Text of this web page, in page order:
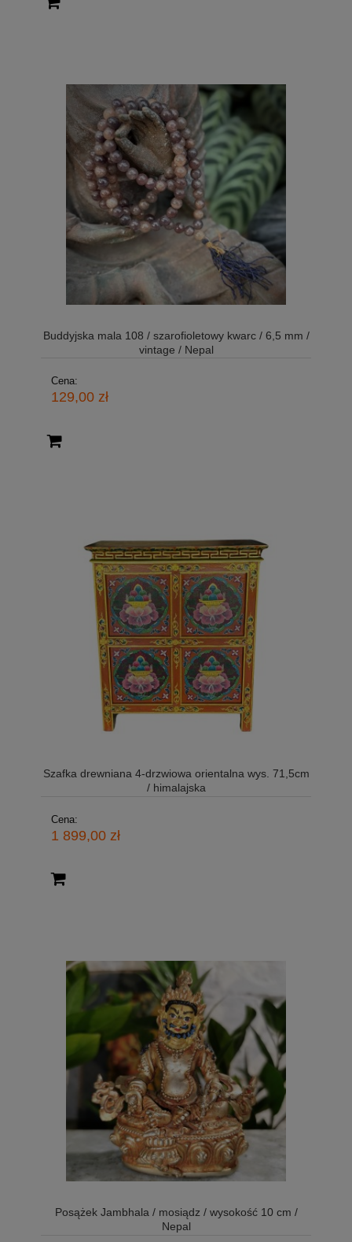
Buddyjska mala 108 / szarofioletowy kwarc / 6,5 mm /
vintage / Nepal
Cena:
129,00 zł
Szafka drewniana 4-drzwiowa orientalna wys. 71,5cm
/ himalajska
Cena:
1 899,00 zł
Posążek Jambhala / mosiądz / wysokość 10 cm /
Nepal